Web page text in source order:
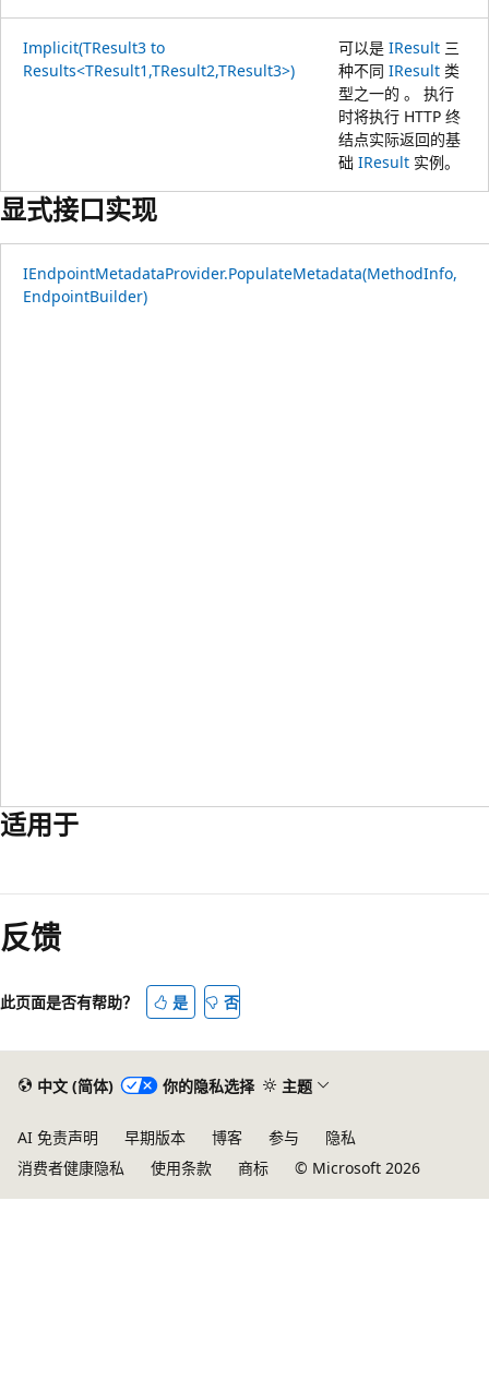
Implicit(TResult3 to
Results<TResult1,TResult2,TResult3>)
可以是 IResult 三
种不同 IResult 类
型之一的 。 执行
时将执行 HTTP 终
结点实际返回的基
础 IResult 实例。
显式接口实现
IEndpointMetadataProvider.PopulateMetadata(MethodInfo,
EndpointBuilder)
适用于
读
模
已
用
反馈
此页面是否有帮助？ 是 否
中文 (简体) 你的隐私选择 主题
AI 免责声明 早期版本 博客 参与
隐私
消费者健康隐私
使用条款 商标 © Microsoft 2026